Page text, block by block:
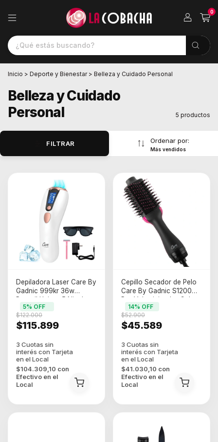
0
Inicio > Deporte y Bienestar > Belleza y Cuidado Personal
Belleza y Cuidado
Personal
5 productos
FILTRAR Ordenar por:
Más vendidos
Depiladora Laser Care By
Gadnic 999kr 36w
Portatil Unisex 5 Niveles
(DEPI0017)
$115.899
$122.000
5% OFF
$104.309,10 con
Efectivo en el
Local
Cepillo Secador de Pelo
Care By Gadnic S1200
Pro Voluminizador Calor
2 En 1 (SECA0003)
$45.589
$52.900
14% OFF
$41.030,10 con
Efectivo en el
Local